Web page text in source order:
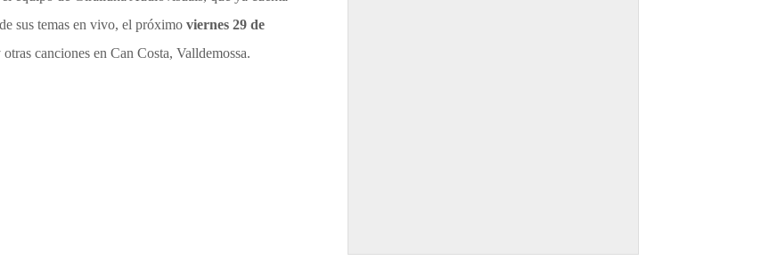
sus temas en vivo, el próximo viernes 29 de
otras canciones en Can Costa, Valldemossa.